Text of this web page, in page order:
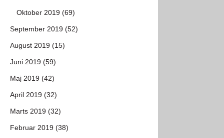
Oktober 2019 (69)
September 2019 (52)
August 2019 (15)
Juni 2019 (59)
Maj 2019 (42)
April 2019 (32)
Marts 2019 (32)
Februar 2019 (38)